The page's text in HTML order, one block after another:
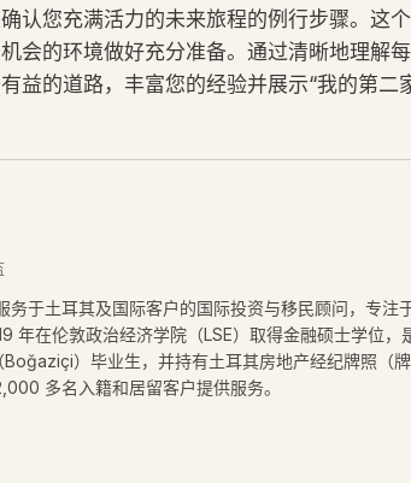
认您充满活力的未来旅程的例行步骤。这个
会的环境做好充分准备。通过清晰地理解
益的道路，丰富您的经验并展示“我的第二
务于土耳其及国际客户的国际投资与移民顾问，专注
年在伦敦政治经济学院（LSE）取得金融硕士学位
Boğaziçi）毕业生，并持有土耳其房地产经纪牌照（
多名入籍和居留客户提供服务。